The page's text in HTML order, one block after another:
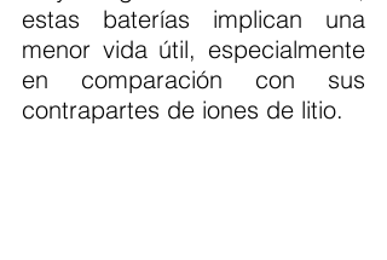
estas baterías implican una
menor vida útil, especialmente
en comparación con sus
contrapartes de iones de litio.